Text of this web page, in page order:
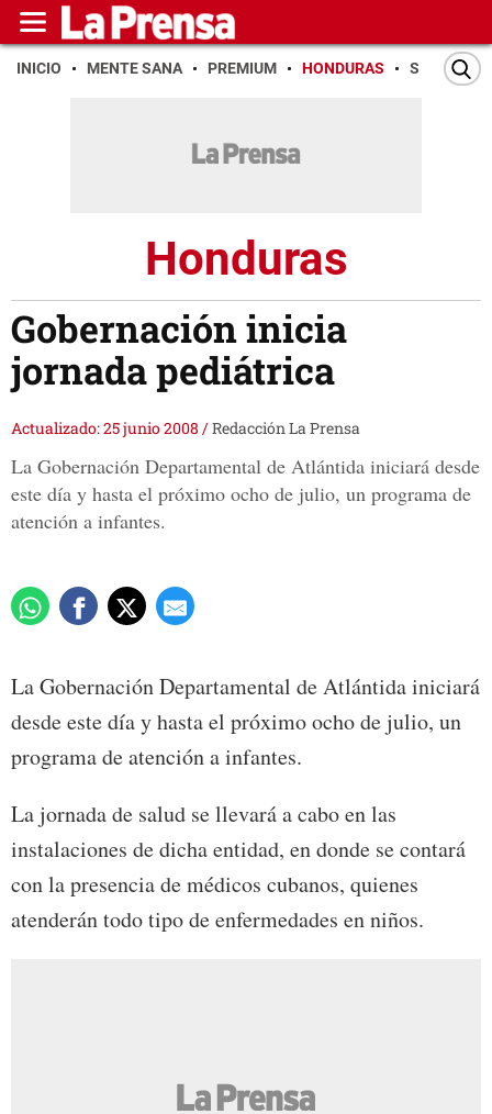
INICIO MENTE SANA PREMIUM HONDURAS SAN PEDRO
Honduras
Gobernación inicia
jornada pediátrica
Actualizado: 25 junio 2008 /Redacción La Prensa
La Gobernación Departamental de Atlántida iniciará desde
este día y hasta el próximo ocho de julio, un programa de
atención a infantes.
La Gobernación Departamental de Atlántida iniciará
desde este día y hasta el próximo ocho de julio, un
programa de atención a infantes.
La jornada de salud se llevará a cabo en las
instalaciones de dicha entidad, en donde se contará
con la presencia de médicos cubanos, quienes
atenderán todo tipo de enfermedades en niños.